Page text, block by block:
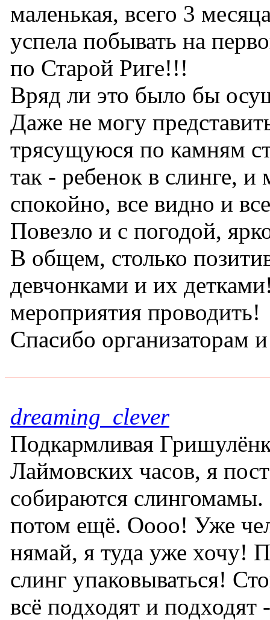
маленькая, всего 3
успела побывать на
по Старой Риге!!!
Вряд ли это было бы
Даже не могу
трясущуюся по камням
так - ребенок в слинге,
спокойно, все видно и
Повезло и с погодой,
В общем, столько
девчонками и их
мероприятия проводить!
Спасибо организаторам
dreaming_clever
Подкармливая
Лаймовских часов, я
собираются
потом ещё. Оооо! Уже
нямай, я туда уже хочу!
слинг упаковываться!
всё подходят и подходят